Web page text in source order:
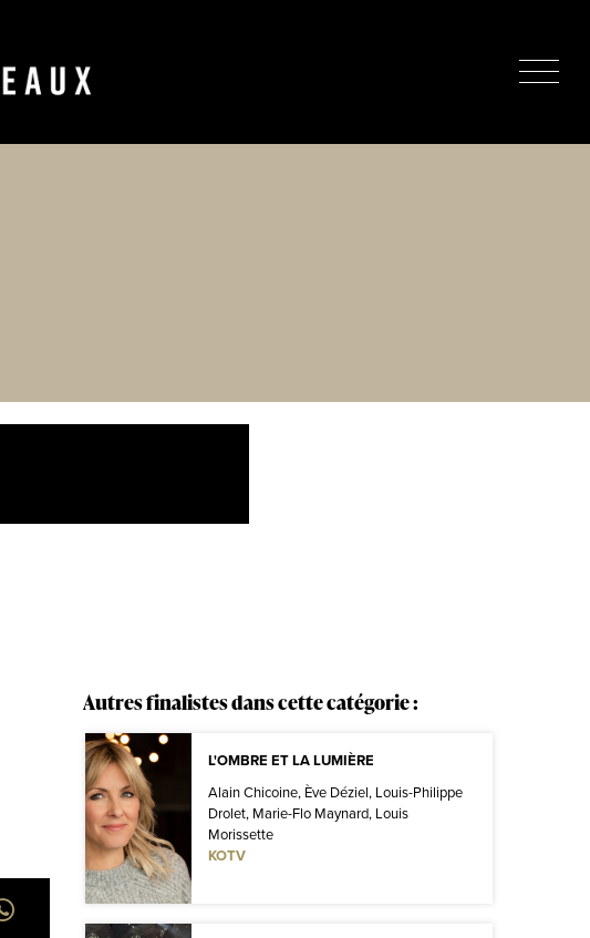
Autres finalistes dans cette catégorie :
L'OMBRE ET LA LUMIÈRE
Alain Chicoine, Ève Déziel, Louis-Philippe
Drolet, Marie-Flo Maynard, Louis
Morissette
KOTV